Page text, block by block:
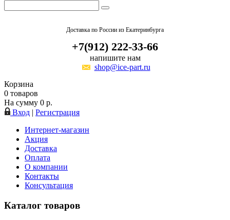
Доставка по России из Екатеринбурга
+7(912) 222-33-66
напишите нам
shop@ice-part.ru
Корзина
0 товаров
На сумму 0 р.
Вход | Регистрация
Интернет-магазин
Акция
Доставка
Оплата
О компании
Контакты
Консультация
Каталог товаров